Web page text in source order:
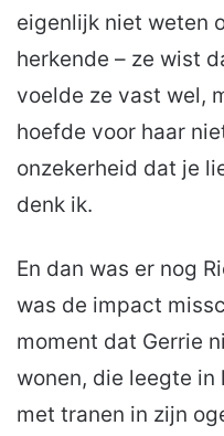
eigenlijk niet weten
herkende – ze wist
voelde ze vast wel,
hoefde voor haar
onzekerheid dat je
denk ik.
En dan was er nog
was de impact
moment dat Gerrie
wonen, die leegte
met tranen in zijn